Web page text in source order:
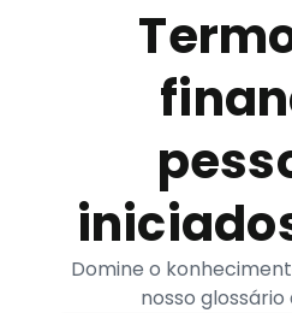
Domine o
nosso